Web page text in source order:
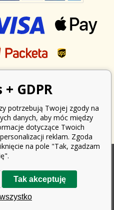
sprzedawca jest zobowiązany
Jednocześnie jest zobowiązany
u organu podatkowego online; w
w ciągu 48 godzin.
s.r.o.
GDPR
potrzebują Twojej zgody na
danych, aby móc między
dotyczące Twoich
reklam. Zgoda
na pole "Tak, zgadzam
Tak akceptuję